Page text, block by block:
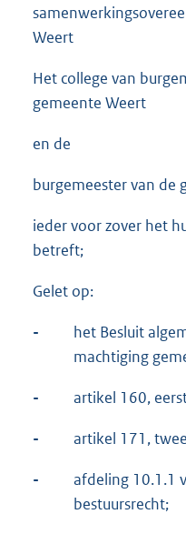
Weert
Het college van
gemeente Weert
en de
burgemeester van de
ieder voor zover het
betreft;
Gelet op:
-
het Besluit
machtiging
- artikel 160,
- artikel 171,
-
afdeling 10.1.1
bestuursrecht;